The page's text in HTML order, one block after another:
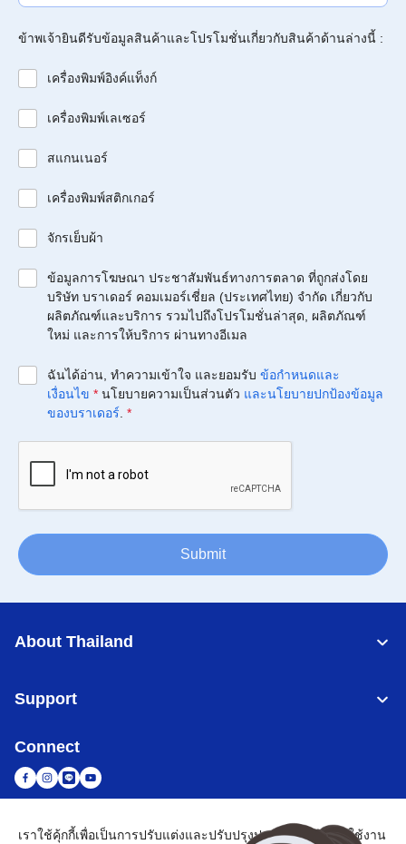
ข้าพเจ้ายินดีรับข้อมูลสินค้าและโปรโมชั่นเกี่ยวกับสินค้าด้านล่างนี้ :
เครื่องพิมพ์อิงค์แท็งก์
เครื่องพิมพ์เลเซอร์
สแกนเนอร์
เครื่องพิมพ์สติกเกอร์
จักรเย็บผ้า
ข้อมูลการโฆษณา ประชาสัมพันธ์ทางการตลาด ที่ถูกส่งโดย
บริษัท บราเดอร์ คอมเมอร์เชี่ยล (ประเทศไทย) จำกัด เกี่ยวกับ
ผลิตภัณฑ์และบริการ รวมไปถึงโปรโมชั่นล่าสุด, ผลิตภัณฑ์
ใหม่ และการให้บริการ ผ่านทางอีเมล
ฉันได้อ่าน, ทำความเข้าใจ และยอมรับ ข้อกำหนดและ
เงื่อนไข * นโยบายความเป็นส่วนตัว และนโยบายปกป้องข้อมูล
ของบราเดอร์ *
Submit
About Thailand
Support
Connect
Thailand เครือข่าย Brother ทั่วโลก
เราใช้คุ้กกี้เพื่อเป็นการปรับแต่งและปรับปรุงประสบการณ์การใช้งาน